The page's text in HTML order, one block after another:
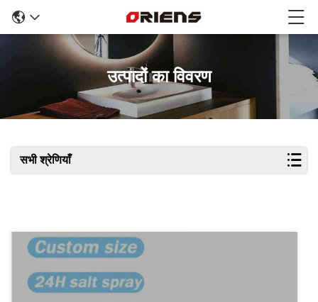
उत्पादों का विवरण
सभी श्रेणियाँ